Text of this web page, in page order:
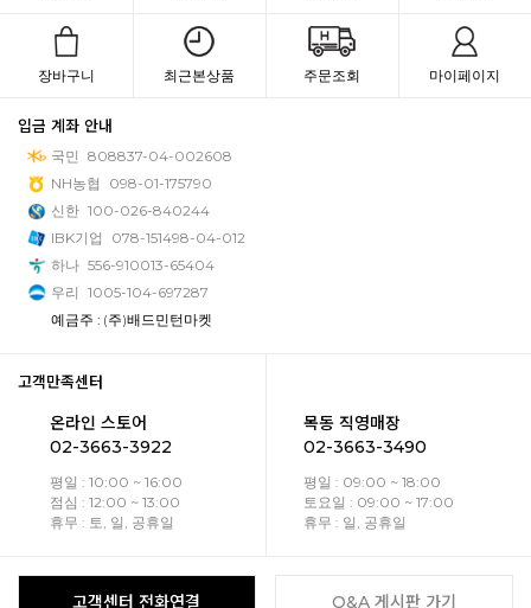
장바구니 최근본상품 주문조회 마이페이지
입금 계좌 안내
국민 808837-04-002608
NH농협
098-01-175790
신한 100-026-840244
IBK기업
078-151498-04-012
하나 556-910013-65404
우리 1005-104-697287
예금주 : (주)배드민턴마켓
고객만족센터
온라인 스토어
02-3663-3922
평일 : 10:00 ~ 16:00
점심 : 12:00 ~ 13:00
휴무 : 토, 일, 공휴일
목동 직영매장
02-3663-3490
평일 : 09:00 ~ 18:00
토요일 : 09:00 ~ 17:00
휴무 : 일, 공휴일
고객센터 전화연결 Q&A 게시판 가기